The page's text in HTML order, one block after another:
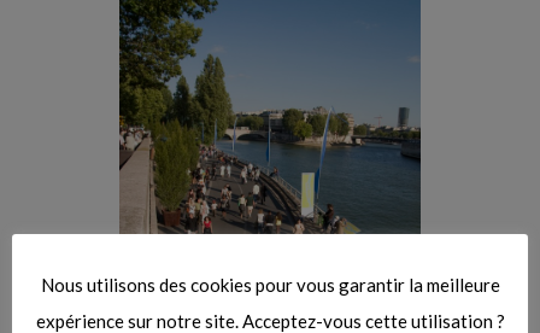
Nous utilisons des cookies pour vous garantir la meilleure
expérience sur notre site. Acceptez-vous cette utilisation ?